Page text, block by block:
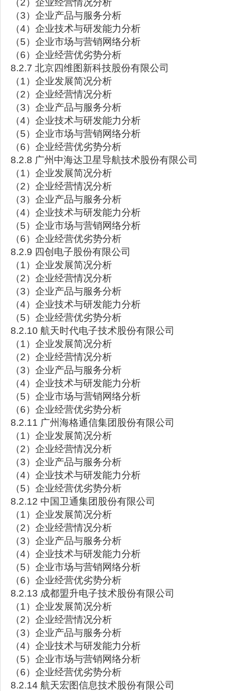
（2）企业经营情况分析
（3）企业产品与服务分析
（4）企业技术与研发能力分析
（5）企业市场与营销网络分析
（6）企业经营优劣势分析
8.2.7 北京四维图新科技股份有限公司
（1）企业发展简况分析
（2）企业经营情况分析
（3）企业产品与服务分析
（4）企业技术与研发能力分析
（5）企业市场与营销网络分析
（6）企业经营优劣势分析
8.2.8 广州中海达卫星导航技术股份有限公司
（1）企业发展简况分析
（2）企业经营情况分析
（3）企业产品与服务分析
（4）企业技术与研发能力分析
（5）企业市场与营销网络分析
（6）企业经营优劣势分析
8.2.9 四创电子股份有限公司
（1）企业发展简况分析
（2）企业经营情况分析
（3）企业产品与服务分析
（4）企业技术与研发能力分析
（5）企业经营优劣势分析
8.2.10 航天时代电子技术股份有限公司
（1）企业发展简况分析
（2）企业经营情况分析
（3）企业产品与服务分析
（4）企业技术与研发能力分析
（5）企业市场与营销网络分析
（6）企业经营优劣势分析
8.2.11 广州海格通信集团股份有限公司
（1）企业发展简况分析
（2）企业经营情况分析
（3）企业产品与服务分析
（4）企业技术与研发能力分析
（5）企业经营优劣势分析
8.2.12 中国卫通集团股份有限公司
（1）企业发展简况分析
（2）企业经营情况分析
（3）企业产品与服务分析
（4）企业技术与研发能力分析
（5）企业市场与营销网络分析
（6）企业经营优劣势分析
8.2.13 成都盟升电子技术股份有限公司
（1）企业发展简况分析
（2）企业经营情况分析
（3）企业产品与服务分析
（4）企业技术与研发能力分析
（5）企业市场与营销网络分析
（6）企业经营优劣势分析
8.2.14 航天宏图信息技术股份有限公司